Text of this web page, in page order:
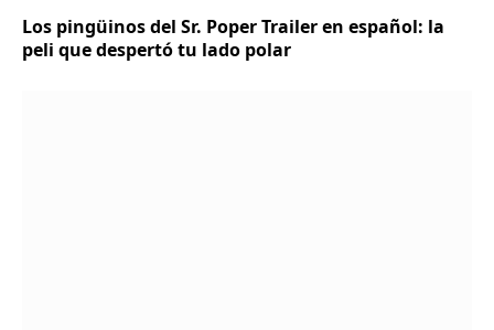
Los pingüinos del Sr. Poper Trailer en español: la
peli que despertó tu lado polar